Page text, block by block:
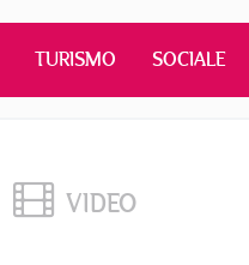
TURISMO SOCIALE
VIDEO